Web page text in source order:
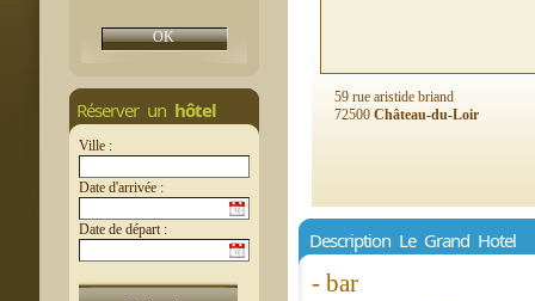
Réserver un hôtel
Ville :
Date d'arrivée :
Date de départ :
59 rue aristide briand
72500 Château-du-Loir
Description Le Grand Hotel
- bar